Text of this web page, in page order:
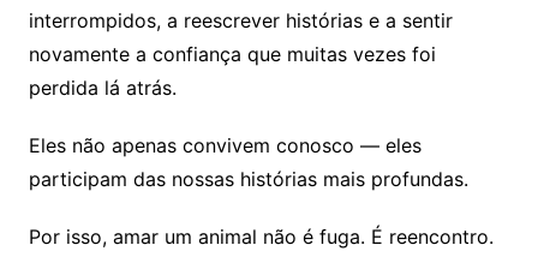
interrompidos, a reescrever histórias e a sentir
novamente a confiança que muitas vezes foi
perdida lá atrás.
Eles não apenas convivem conosco — eles
participam das nossas histórias mais profundas.
Por isso, amar um animal não é fuga. É reencontro.